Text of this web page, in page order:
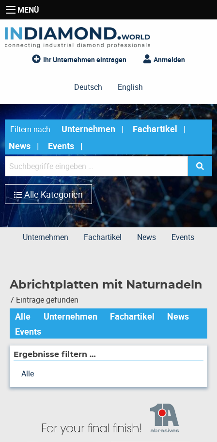
MENÜ
Ihr Unternehmen eintragen Anmelden
Deutsch English
Filtern nach Unternehmen
Fachartikel
News
Events
Alle Kategorien
Unternehmen Fachartikel News Events
Abrichtplatten mit Naturnadeln
7 Einträge gefunden
Alle Unternehmen Fachartikel
News
Events
Ergebnisse filtern …
Alle